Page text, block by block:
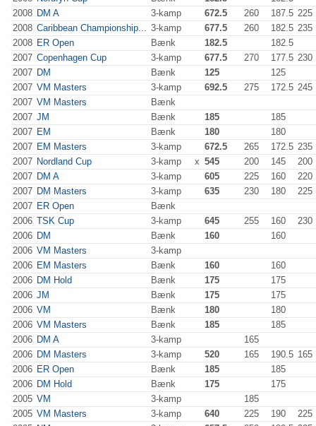
2008 DM A 3-kamp 672.5 260 187.5 225
2008 Caribbean Championship... 3-kamp 677.5 260 182.5 235
2008 ER Open Bænk 182.5
182.5
2007 Copenhagen Cup 3-kamp 677.5 270 177.5 230
2007 DM Bænk 125
125
2007 VM Masters 3-kamp 692.5 275 172.5 245
2007 VM Masters
Bænk
2007 JM Bænk 185
185
2007 EM Bænk 180
180
2007 EM Masters 3-kamp 672.5 265 172.5 235
2007 Nordland Cup 3-kamp x 545 200 145
200
2007 DM A 3-kamp 605 225 160
220
2007 DM Masters 3-kamp 635 230 180
225
2007 ER Open
Bænk
2006 TSK Cup 3-kamp 645 255 160
230
2006 DM Bænk 160
160
2006 VM Masters
3-kamp
2006 EM Masters Bænk 160
160
2006 DM Hold Bænk 175
175
2006 JM Bænk 175
175
2006 VM Bænk 180
180
2006 VM Masters Bænk 185
185
2006 DM A 3-kamp
165
2006 DM Masters 3-kamp 520 165 190.5 165
2006 ER Open Bænk 185
185
2006 DM Hold Bænk 175
175
2005 VM 3-kamp
185
2005 VM Masters 3-kamp 640 225 190
225